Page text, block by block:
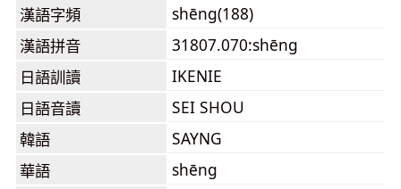
漢語字頻
shēng(188)
漢語拼音
31807.070:shēng
日語訓讀
IKENIE
日語音讀
SEI SHOU
韓語
SAYNG
華語
shēng